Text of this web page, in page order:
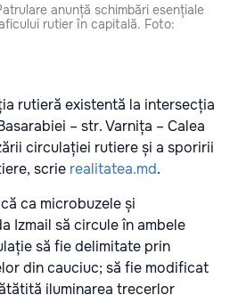
anunță schimbări esențiale
rutier în capitală. Foto:
rutieră existentă la intersecția
– str. Varnița – Calea
circulației rutiere și a sporirii
scrie realitatea.md.
ca microbuzele și
Izmail să circule în ambele
să fie delimitate prin
din cauciuc; să fie modificat
iluminarea trecerlor